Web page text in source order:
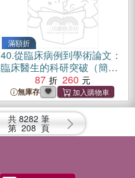
滿額折
40.從臨床病例到學術論文：
臨床醫生的科研突破（簡體
87 260
無庫存
共 8282 筆
第 208 頁